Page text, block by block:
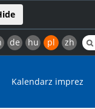
de hu pl zh
Kalendarz imprez